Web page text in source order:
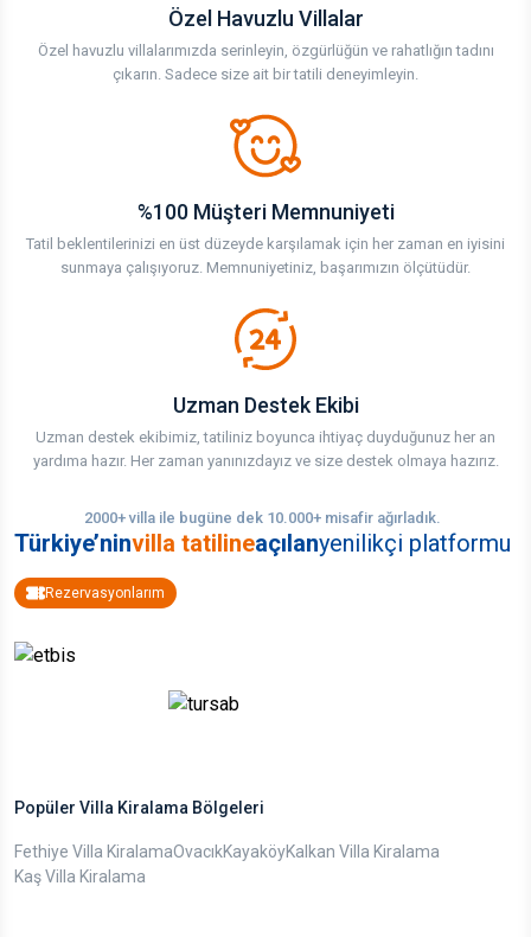
Özel Havuzlu Villalar
Özel havuzlu villalarımızda serinleyin, özgürlüğün ve rahatlığın tadını
çıkarın. Sadece size ait bir tatili deneyimleyin.
%100 Müşteri Memnuniyeti
Tatil beklentilerinizi en üst düzeyde karşılamak için her zaman en iyisini
sunmaya çalışıyoruz. Memnuniyetiniz, başarımızın ölçütüdür.
Uzman Destek Ekibi
Uzman destek ekibimiz, tatiliniz boyunca ihtiyaç duyduğunuz her an
yardıma hazır. Her zaman yanınızdayız ve size destek olmaya hazırız.
2000+ villa ile bugüne dek 10.000+ misafir ağırladık.
Türkiye’ninvilla tatilineaçılanyenilikçi platformu
Rezervasyonlarım
Popüler Villa Kiralama Bölgeleri
Fethiye Villa KiralamaOvacıkKayaköyKalkan Villa Kiralama
Kaş Villa Kiralama